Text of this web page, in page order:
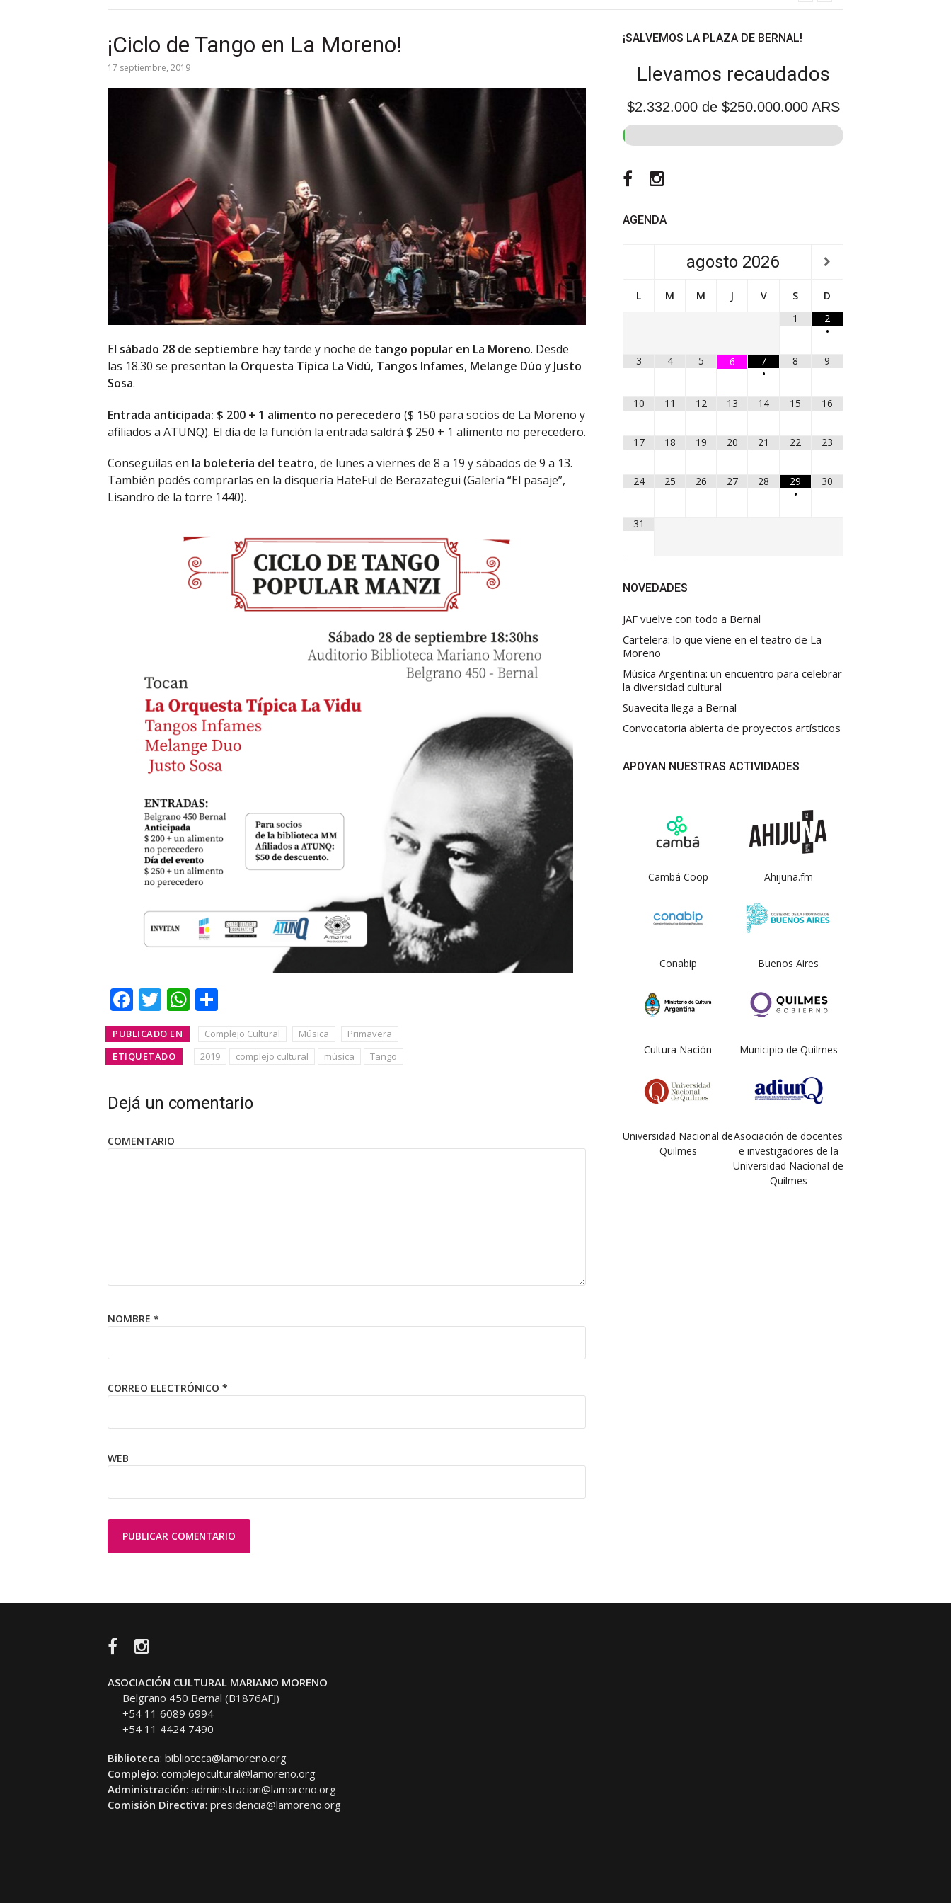
¡Ciclo de Tango en La Moreno!
17 septiembre, 2019
El sábado 28 de septiembre hay tarde y noche de tango popular en La Moreno. Desde
las 18.30 se presentan la Orquesta Típica La Vidú, Tangos Infames, Melange Dúo y Justo
Sosa.
Entrada anticipada: $ 200 + 1 alimento no perecedero ($ 150 para socios de La Moreno y
afiliados a ATUNQ). El día de la función la entrada saldrá $ 250 + 1 alimento no perecedero.
Conseguilas en la boletería del teatro, de lunes a viernes de 8 a 19 y sábados de 9 a 13.
También podés comprarlas en la disquería HateFul de Berazategui (Galería “El pasaje”,
Lisandro de la torre 1440).
Facebook
TwitterWhatsApp
PUBLICADO EN Complejo Cultural Música
Primavera
ETIQUETADO
2019 complejo cultural música Tango
Dejá un comentario
COMENTARIO
NOMBRE *
CORREO ELECTRÓNICO *
WEB
¡SALVEMOS LA PLAZA DE BERNAL!
Llevamos recaudados
$2.332.000de $250.000.000 ARS
Facebook
AGENDA
agosto 2026
L M M J V S
D
1
2
•
3 4 5 6
7
•
8 9
10 11 12 13 14 15 16
17 18 19 20 21 22 23
24 25 26 27 28
29
•
30
31
NOVEDADES
JAF vuelve con todo a Bernal
Cartelera: lo que viene en el teatro de La
Moreno
Música Argentina: un encuentro para celebrar
la diversidad cultural
Suavecita llega a Bernal
Convocatoria abierta de proyectos artísticos
APOYAN NUESTRAS ACTIVIDADES
Cambá Coop Ahijuna.fm
Conabip Buenos Aires
Cultura Nación Municipio de Quilmes
Universidad Nacional de
Quilmes
Asociación de docentes
e investigadores de la
Universidad Nacional de
Quilmes
Facebook
ASOCIACIÓN CULTURAL MARIANO MORENO
Belgrano 450 Bernal (B1876AFJ)
+54 11 6089 6994
+54 11 4424 7490
Biblioteca: biblioteca@lamoreno.org
Complejo: complejocultural@lamoreno.org
Administración: administracion@lamoreno.org
Comisión Directiva: presidencia@lamoreno.org